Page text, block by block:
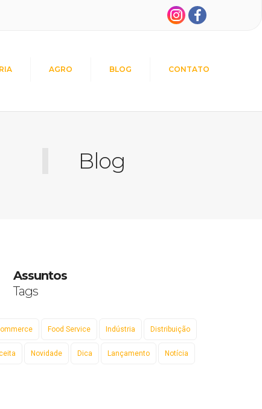
CONTATO
BLOG
AGRO
Blog
Assuntos
Tags
Food Service Indústria Distribuição
Novidade Dica Lançamento Notícia